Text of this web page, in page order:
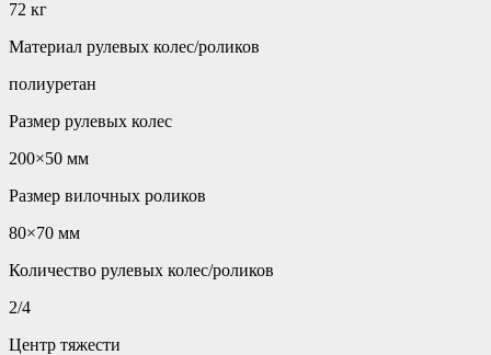
72 кг
Материал рулевых колес/роликов
полиуретан
Размер рулевых колес
200×50 мм
Размер вилочных роликов
80×70 мм
Количество рулевых колес/роликов
2/4
Центр тяжести